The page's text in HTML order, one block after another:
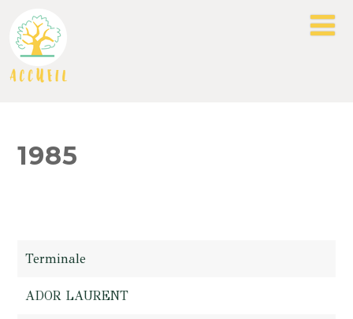
1985
Terminale
ADOR LAURENT